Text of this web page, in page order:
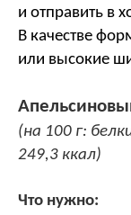
и отправить в
В качестве
или высокие
(на 100 г:
249,3 ккал)
Что нужно: